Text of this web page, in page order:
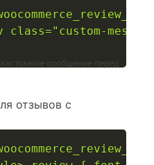
class="custom-
сообщение перед
отзывов с